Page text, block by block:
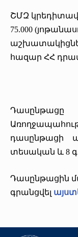
ՇՄԶ
75.000
հազար ՀՀ
դասընթացի
տեսական և 8
Դասընթացին
գրանցվել